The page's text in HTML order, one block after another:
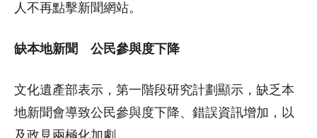
人不再點擊新聞網站。
缺本地新聞 公民參與度下降
文化遺產部表示，第一階段研究計劃顯示，缺乏本
地新聞會導致公民參與度下降、錯誤資訊增加，以